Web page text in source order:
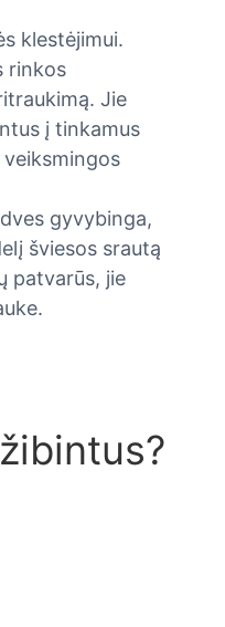
klestėjimui.
rinkos
Jie
į tinkamus
gyvybinga,
šviesos srautą
patvarūs, jie